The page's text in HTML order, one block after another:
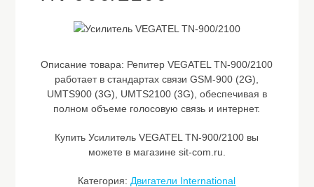
Описание товара: Репитер VEGATEL TN-900/2100
работает в стандартах связи GSM-900 (2G),
UMTS900 (3G), UMTS2100 (3G), обеспечивая в
полном объеме голосовую связь и интернет.
Купить Усилитель VEGATEL TN-900/2100 вы
можете в магазине sit-com.ru.
Категория: Двигатели International